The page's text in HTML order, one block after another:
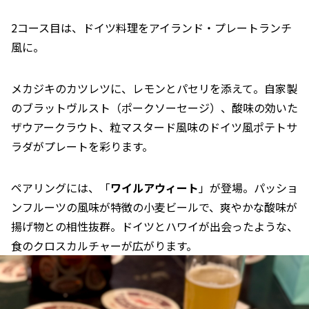
2コース目は、ドイツ料理をアイランド・プレートランチ
風に。
メカジキのカツレツに、レモンとパセリを添えて。自家製
のブラットヴルスト（ポークソーセージ）、酸味の効いた
ザウアークラウト、粒マスタード風味のドイツ風ポテトサ
ラダがプレートを彩ります。
ペアリングには、「ワイルアウィート」が登場。パッショ
ンフルーツの風味が特徴の小麦ビールで、爽やかな酸味が
揚げ物との相性抜群。ドイツとハワイが出会ったような、
食のクロスカルチャーが広がります。